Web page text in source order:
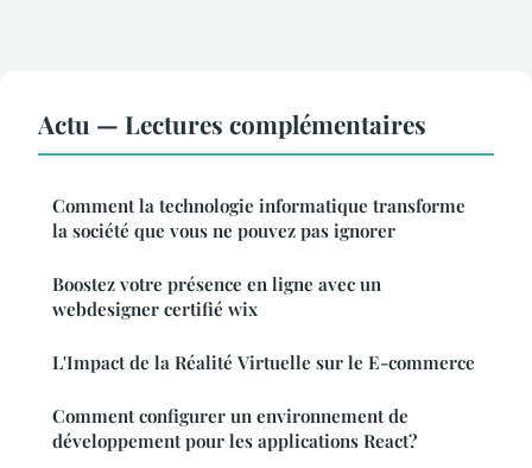
Actu — Lectures complémentaires
Comment la technologie informatique transforme
la société que vous ne pouvez pas ignorer
Boostez votre présence en ligne avec un
webdesigner certifié wix
L'Impact de la Réalité Virtuelle sur le E-commerce
Comment configurer un environnement de
développement pour les applications React?